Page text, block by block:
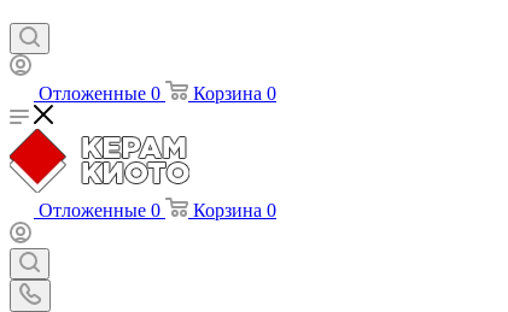
Отложенные 0 Корзина 0
Отложенные 0 Корзина 0